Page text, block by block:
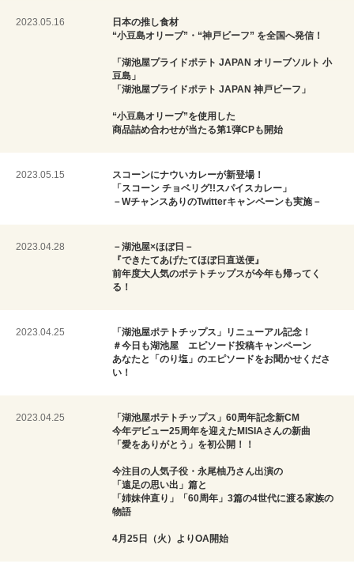
2023.05.16
日本の推し食材
“小豆島オリーブ”・“神戸ビーフ” を全国へ発信！
「湖池屋プライドポテト JAPAN オリーブソルト 小
豆島」
「湖池屋プライドポテト JAPAN 神戸ビーフ」
“小豆島オリーブ”を使用した
商品詰め合わせが当たる第1弾CPも開始
2023.05.15
スコーンにナウいカレーが新登場！
「スコーン チョベリグ!!スパイスカレー」
－WチャンスありのTwitterキャンペーンも実施－
2023.04.28
－湖池屋×ほぼ日－
『できたてあげたてほぼ日直送便』
前年度大人気のポテトチップスが今年も帰ってく
る！
2023.04.25
「湖池屋ポテトチップス」リニューアル記念！
＃今日も湖池屋 エピソード投稿キャンペーン
あなたと「のり塩」のエピソードをお聞かせくださ
い！
2023.04.25
「湖池屋ポテトチップス」60周年記念新CM
今年デビュー25周年を迎えたMISIAさんの新曲
「愛をありがとう」を初公開！！
今注目の人気子役・永尾柚乃さん出演の
「遠足の思い出」篇と
「姉妹仲直り」「60周年」3篇の4世代に渡る家族の
物語
4月25日（火）よりOA開始